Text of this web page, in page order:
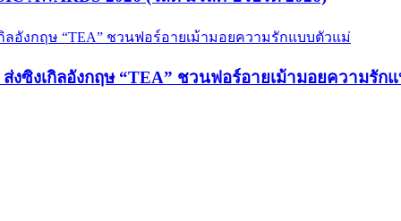
งซิงเกิลอังกฤษ “TEA” ชวนฟอร์อายเม้ามอยความรัก